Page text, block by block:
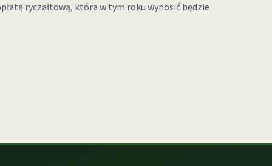
ryczałtową, która w tym roku wynosić będzie